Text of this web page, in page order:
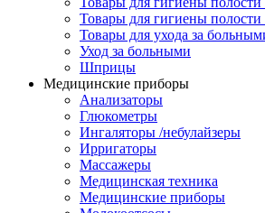
Товары для гигиены полости
Товары для ухода за
Уход за больными
Шприцы
Медицинские приборы
Анализаторы
Глюкометры
Ингаляторы /небулайзеры
Ирригаторы
Массажеры
Медицинская техника
Медицинские приборы